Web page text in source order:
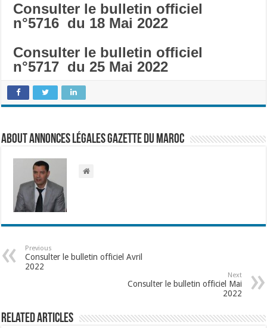
Consulter le bulletin officiel
n°5716 du 18 Mai 2022
Consulter le bulletin officiel
n°5717 du 25 Mai 2022
About Annonces légales Gazette du Maroc
Previous
Consulter le bulletin officiel Avril
2022
Next
Consulter le bulletin officiel Mai
2022
Related Articles